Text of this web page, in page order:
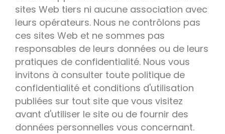
sites Web tiers ni aucune association avec
leurs opérateurs. Nous ne contrôlons pas
ces sites Web et ne sommes pas
responsables de leurs données ou de leurs
pratiques de confidentialité. Nous vous
invitons à consulter toute politique de
confidentialité et conditions d'utilisation
publiées sur tout site que vous visitez
avant d'utiliser le site ou de fournir des
données personnelles vous concernant.